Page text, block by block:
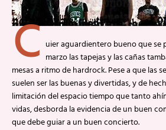
C uier aguardientero bueno que se
marzo las tapejas y las cañas
mesas a ritmo de hardrock. Pese a que las
suelen ser las buenas y divertidas, y de
limitación del espacio tiempo que tanto
vidas, desborda la evidencia de un buen
que debe guiar a un buen concierto.